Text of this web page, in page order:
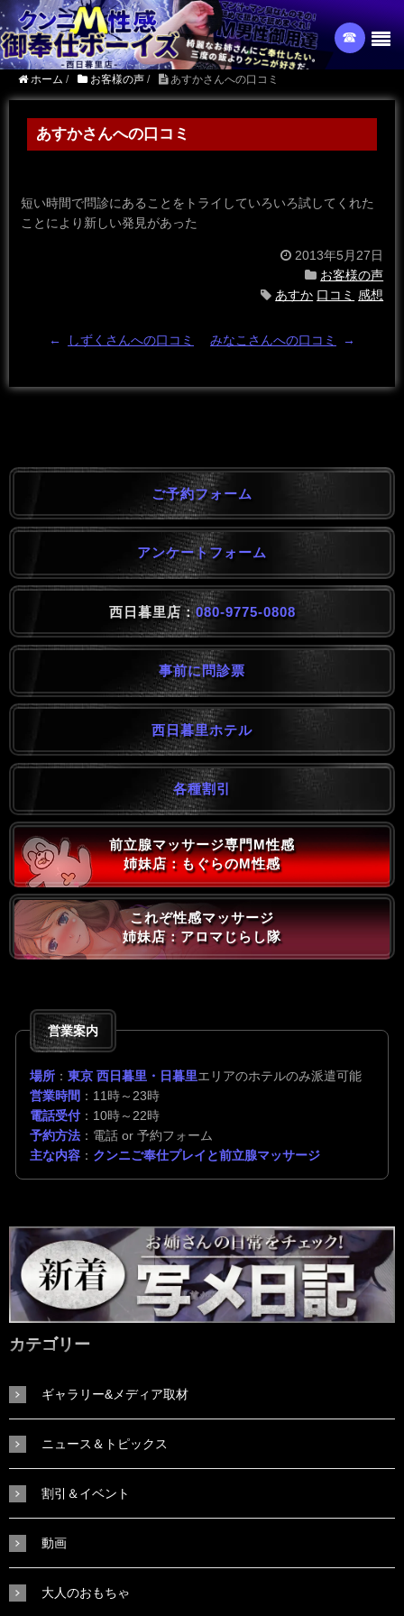
☎︎
ホーム / お客様の声 / あすかさんへの口コミ
あすかさんへの口コミ
短い時間で問診にあることをトライしていろいろ試してくれた
ことにより新しい発見があった
2013年5月27日
お客様の声
あすか 口コミ 感想
← しずくさんへの口コミ みなこさんへの口コミ →
ご予約フォーム
アンケートフォーム
西日暮里店：080-9775-0808
事前に問診票
西日暮里ホテル
各種割引
前立腺マッサージ専門M性感
姉妹店：もぐらのM性感
これぞ性感マッサージ
姉妹店：アロマじらし隊
営業案内
場所 ： 東京 西日暮里・日暮里エリアのホテルのみ派遣可能
営業時間 ：11時～23時
電話受付：10時～22時
予約方法 ：電話 or 予約フォーム
主な内容 ： クンニご奉仕プレイと前立腺マッサージ
カテゴリー
ギャラリー&メディア取材
ニュース＆トピックス
割引＆イベント
動画
大人のおもちゃ